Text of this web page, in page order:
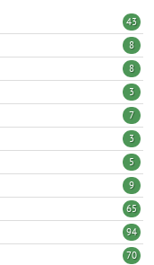
43
8
8
3
7
3
5
9
65
94
70